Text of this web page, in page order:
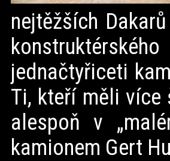
nejtěžších
jednačtyřiceti
Ti, kteří měli více
alespoň v
kamionem Gert